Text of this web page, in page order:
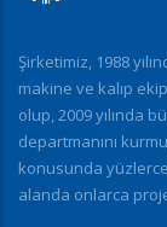
Şirketimiz, 1988
makine ve kalıp
olup, 2009 yılında
departmanını
konusunda yüzlerce
alanda onlarca